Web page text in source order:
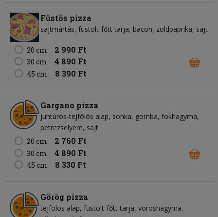
Füstös pizza
sajtmártás füstölt-főtt tarja bacon zöldpaprika sajt
20 cm 2 990 Ft
30 cm 4 890 Ft
45 cm 8 390 Ft
Gargano pizza
juhtúrós-tejfölös alap sonka gomba fokhagyma
petrezselyem sajt
20 cm
2 760 Ft
30 cm 4 890 Ft
45 cm 8 330 Ft
Görög pizza
tejfölös alap füstölt-főtt tarja vöröshagyma